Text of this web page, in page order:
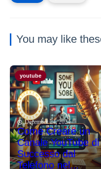
You may like
youtube
December 24, 2024
Come Creare un
Canale YouTube di
Successo dal
Telefono nel...